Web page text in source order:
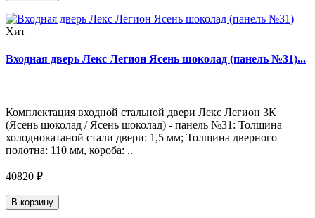
Хит
Входная дверь Лекс Легион Ясень шоколад (панель №31)...
Комплектация входной стальной двери Лекс Легион 3К
(Ясень шоколад / Ясень шоколад) - панель №31: Толщина
холоднокатаной стали двери: 1,5 мм; Толщина дверного
полотна: 110 мм, короба: ..
40820 ₽
В корзину